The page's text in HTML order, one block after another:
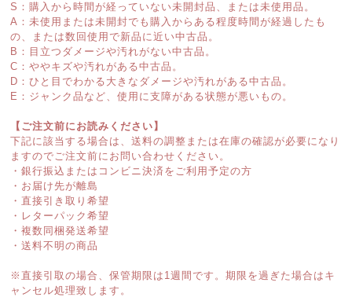
S：購入から時間が経っていない未開封品、または未使用品。
A：未使用または未開封でも購入からある程度時間が経過したも
の、または数回使用で新品に近い中古品。
B：目立つダメージや汚れがない中古品。
C：ややキズや汚れがある中古品。
D：ひと目でわかる大きなダメージや汚れがある中古品。
E：ジャンク品など、使用に支障がある状態が悪いもの。
【ご注文前にお読みください】
下記に該当する場合は、送料の調整または在庫の確認が必要になり
ますのでご注文前にお問い合わせください。
・銀行振込またはコンビニ決済をご利用予定の方
・お届け先が離島
・直接引き取り希望
・レターパック希望
・複数同梱発送希望
・送料不明の商品
※直接引取の場合、保管期限は1週間です。期限を過ぎた場合はキ
ャンセル処理致します。